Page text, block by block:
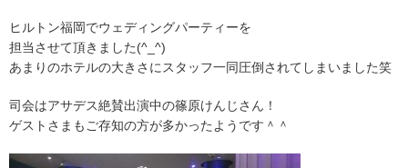
ヒルトン福岡でウェディングパーティーを
担当させて頂きました(^_^)
あまりのホテルの大きさにスタッフ一同圧倒されてしまいました笑
司会はアサデス絶賛出演中の篠原けんじさん！
ゲストさまもご存知の方が多かったようです＾＾